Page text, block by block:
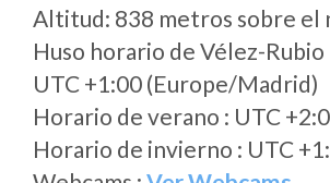
Altitud: 838 metros sobre el
Huso horario de Vélez-Rubio
UTC +1:00 (Europe/Madrid)
Horario de verano : UTC
Horario de invierno : UTC